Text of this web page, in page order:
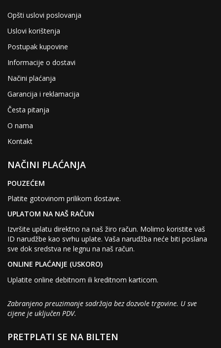
Opšti uslovi poslovanja
Uslovi korištenja
Postupak kupovine
Informacije o dostavi
Načini plaćanja
Garancija i reklamacija
Česta pitanja
O nama
Kontakt
NAČINI PLAĆANJA
POUZEĆEM
Platite gotovinom prilikom dostave.
UPLATOM NA NAŠ RAČUN
Izvršite uplatu direktno na naš žiro račun. Molimo koristite vaš
ID narudžbe kao svrhu uplate. Vaša narudžba neće biti poslana
sve dok sredstva ne legnu na naš račun.
ONLINE PLAĆANJE (USKORO)
Uplatite online debitnom ili kreditnom karticom.
Zabranjeno preuzimanje sadržaja bez dozvole trgovine. U sve
cijene je uključen PDV.
PRETPLATI SE NA BILTEN